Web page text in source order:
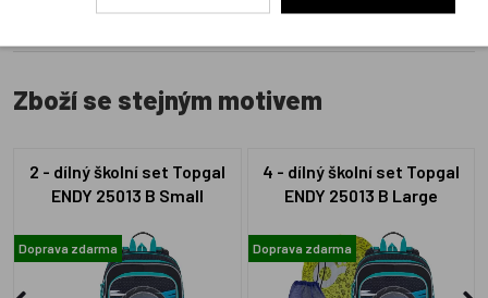
Zboží se stejným motivem
2 - dílný školní set Topgal
ENDY 25013 B Small
Doprava zdarma
4 - dílný školní set Topgal
ENDY 25013 B Large
Doprava zdarma